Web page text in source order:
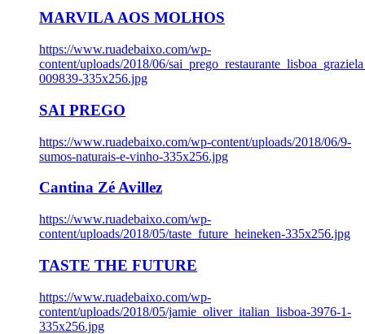
MARVILA AOS MOLHOS
https://www.ruadebaixo.com/wp-
content/uploads/2018/06/
009839-335x256.jpg
SAI PREGO
https://www.ruadebaixo.com/wp-content/uploads/2018/06/9-
sumos-naturais-e-vinho-335x256.jpg
Cantina Zé Avillez
https://www.ruadebaixo.com/wp-
content/uploads/2018/05/taste_future_heineken-335x256.jpg
TASTE THE FUTURE
https://www.ruadebaixo.com/wp-
content/uploads/2018/05/jamie_oliver_italian_lisboa-3976-1-
335x256.jpg